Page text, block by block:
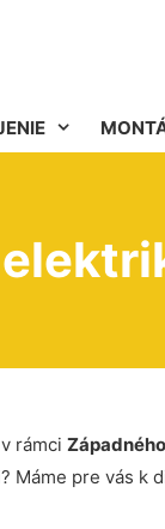
rámci
Máme pre vás k